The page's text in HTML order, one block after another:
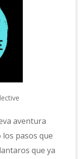
aventura
pasos que
que ya